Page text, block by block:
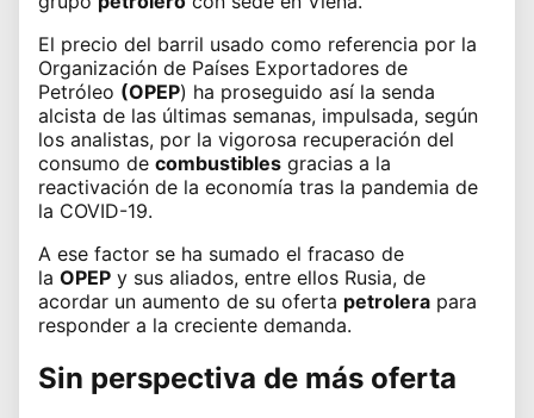
El precio del barril usado como referencia por la
Organización de Países Exportadores de
Petróleo (OPEP) ha proseguido así la senda
alcista de las últimas semanas, impulsada, según
los analistas, por la vigorosa recuperación del
consumo de combustibles gracias a la
reactivación de la economía tras la pandemia de
la COVID-19.
A ese factor se ha sumado el fracaso de
la OPEP y sus aliados, entre ellos Rusia, de
acordar un aumento de su oferta petrolera para
responder a la creciente demanda.
Sin perspectiva de más oferta